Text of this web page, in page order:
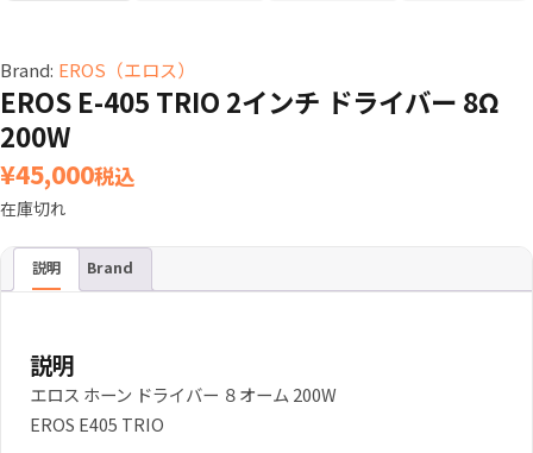
Brand: EROS（エロス）
EROS E-405 TRIO 2インチ ドライバー 8Ω
200W
¥45,000税込
在庫切れ
説明 Brand
説明
エロス ホーン ドライバー ８オーム 200W
EROS E405 TRIO